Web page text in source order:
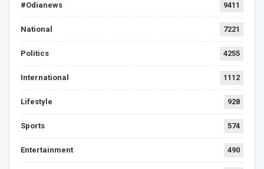
#Odianews 9411
National 7221
Politics 4255
International 1112
Lifestyle 928
Sports 574
Entertainment 490